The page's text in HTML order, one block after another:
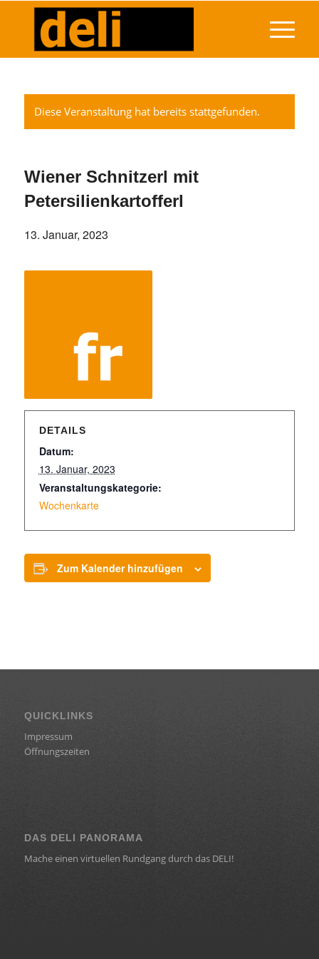
Diese Veranstaltung hat bereits stattgefunden.
Wiener Schnitzerl mit
Petersilienkartofferl
13. Januar, 2023
DETAILS
Datum:
13. Januar, 2023
Veranstaltungskategorie:
Wochenkarte
Zum Kalender hinzufügen
QUICKLINKS
Impressum
Öffnungszeiten
DAS DELI PANORAMA
Mache einen virtuellen Rundgang durch das DELI!